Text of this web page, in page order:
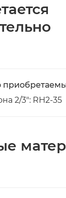
2/3": RH2-35